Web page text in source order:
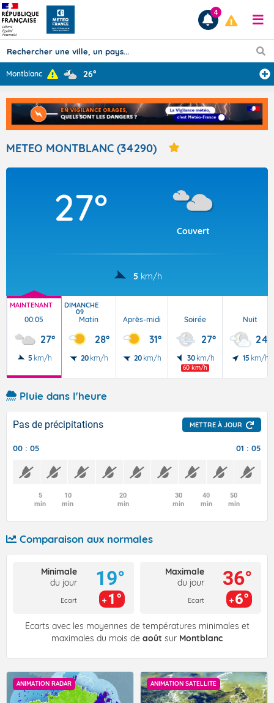
Prévisions
TOUS LES RÉSULTATS
Articles
4
Montblanc 26°
METEO MONTBLANC (34290)
27°
Couvert
5 km/h
MAINTENANT
00:05
27°
5 km/h
DIMANCHE
09
Matin
28°
20 km/h
Après-midi
31°
20 km/h
Soirée
27°
30 km/h
60 km/h
Nuit
24°
15 km/h
Pluie dans l'heure
Pas de précipitations METTRE À JOUR
00 : 05 01 : 05
5
min
10
min
20
min
30
min
40
min
50
min
Comparaison aux normales
Minimale
du jour
Ecart
19°
1°
Maximale
du jour
Ecart
36°
6°
Écarts avec les moyennes de températures minimales et
maximales du mois de août sur Montblanc
ANIMATION RADAR ANIMATION SATELLITE